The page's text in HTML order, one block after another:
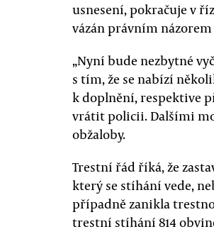
usnesení, pokračuje v
vázán právním
„Nyní bude nezbytné
s tím, že se nabízí
k doplnění, respektive
vrátit policii. Dalšími
obžaloby.
Trestní řád říká, že
který se stíhání vede,
případně zanikla
trestní stíhání 814